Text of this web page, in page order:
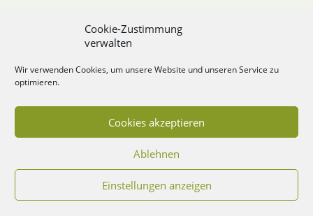
Cookie-Zustimmung
verwalten
Wir verwenden Cookies, um unsere Website und unseren Service zu
optimieren.
Cookies akzeptieren
Ablehnen
Einstellungen anzeigen
Datenschutzerklärung
© Copyright 2020. All Rights Reserved.